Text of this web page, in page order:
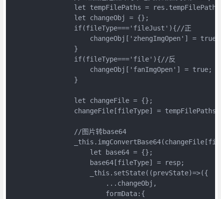
let tempFilePaths =
                let changeObj = {};
                if(fileType==='fileJust'){//正
                    changeObj['zhengImgOpen'] = true;
                }
                if(fileType==='file'){//反
                    changeObj['fanImgOpen'] = true;
                }
                let changeFile = {};
changeFile[fileType] =
                //图片转base64
                    let base64 = {};
                    base64[fileType] = resp;
                    _this.setState((prevState)=>({
                        ...changeObj,
                        formData:{